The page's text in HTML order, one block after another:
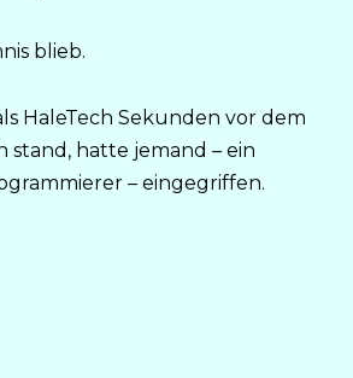
blieb.
HaleTech Sekunden vor dem
stand, hatte jemand – ein
– eingegriffen.